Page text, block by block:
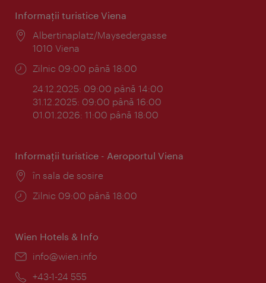
Informaţii turistice Viena
Locul:
Albertinaplatz/Maysedergasse
1010 Viena
Program:
Zilnic 09:00 până 18:00
24.12.2025: 09:00 până 14:00
31.12.2025: 09:00 până 16:00
01.01.2026: 11:00 până 18:00
Informaţii turistice - Aeroportul Viena
Locul:
în sala de sosire
Program:
Zilnic 09:00 până 18:00
Wien Hotels & Info
E-
info@wien.info
Telefon:
+43-1-24 555